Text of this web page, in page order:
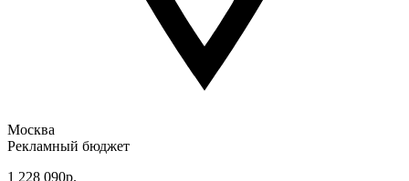
Москва
Рекламный бюджет
1 228 090р.